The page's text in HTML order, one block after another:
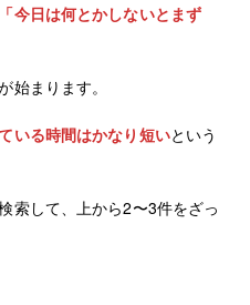
「今日は何とかしないとまず
始まります。
いる時間はかなり短いという
索して、上から2〜3件をざっ